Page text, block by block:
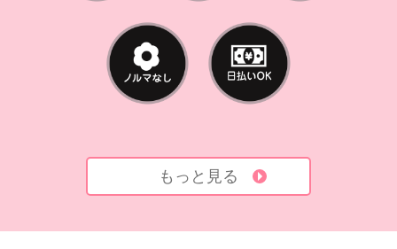
もっと見る